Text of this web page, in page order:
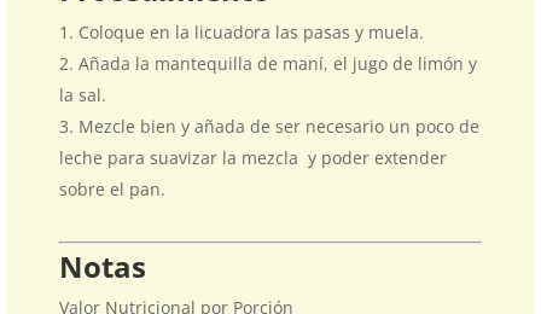
Coloque en la licuadora las pasas y muela.
Añada la mantequilla de maní, el jugo de limón y
la sal.
Mezcle bien y añada de ser necesario un poco de
leche para suavizar la mezcla y poder extender
sobre el pan.
Notas
Valor Nutricional por Porción